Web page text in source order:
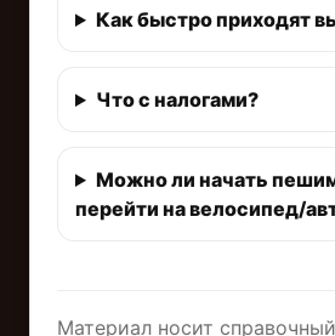
Как быстро приходят
Что с налогами?
Можно ли начать
перейти на велосипед/
Материал носит